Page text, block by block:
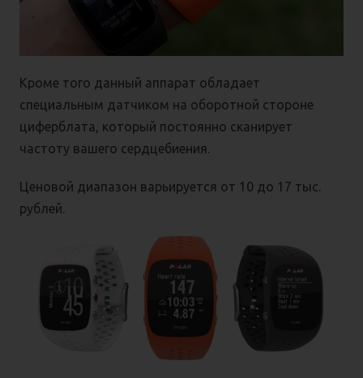
Кроме того данный аппарат обладает
специальным датчиком на оборотной стороне
циферблата, который постоянно сканирует
частоту вашего сердцебиения.
Ценовой диапазон варьируется от 10 до 17 тыс.
рублей.